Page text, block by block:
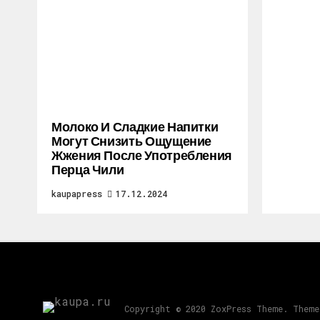
Молоко И Сладкие Напитки
Могут Снизить Ощущение
Жжения После Употребления
Перца Чили
kaupapress 17.12.2024
Copyright © 2020 ZoxPress Theme.